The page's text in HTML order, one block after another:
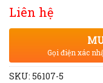
Liên hệ
Gọi điện xác
SKU: 56107-5